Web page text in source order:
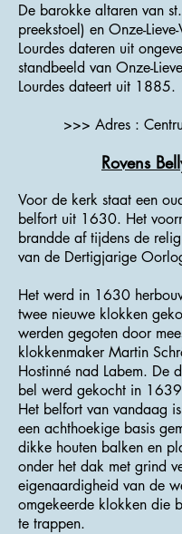
De barokke altaren van
preekstoel) en Onze-
Lourdes dateren uit
standbeeld van Onze-
Lourdes dateert uit 1885.
>>> Adres :
Rovens
Voor de kerk staat een
belfort uit 1630. Het
brandde af tijdens de
van de Dertigjarige
Het werd in 1630
twee nieuwe klokken
werden gegoten door
klokkenmaker Martin
Hostinné nad Labem. De
bel werd gekocht in
Het belfort van vandaag
een achthoekige basis
dikke houten balken en
onder het dak met grind
eigenaardigheid van de
omgekeerde klokken die
te trappen.